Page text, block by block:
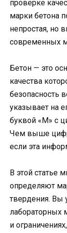
проверке
марки бетона
непростая, но
современных
Бетон — это
качества
безопасность
указывает на
буквой «М» с
Чем выше
если эта
В этой статье
определяют
твердения. Вы
лабораторных
и